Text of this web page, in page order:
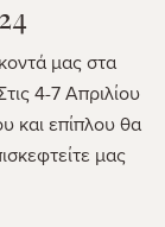
μας στα
4-7 Απριλίου
και επίπλου θα
μας